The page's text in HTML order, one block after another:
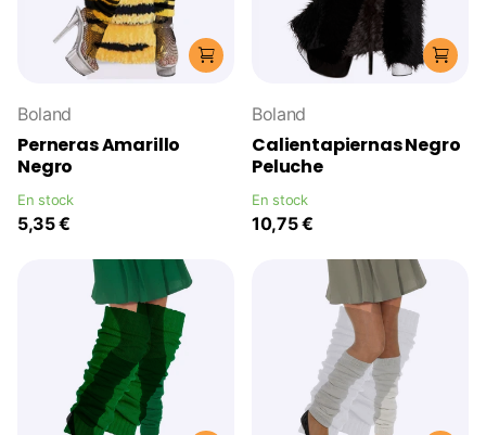
Boland
Perneras Amarillo
Negro
En stock
5,35 €
Boland
Calientapiernas Negro
Peluche
En stock
10,75 €